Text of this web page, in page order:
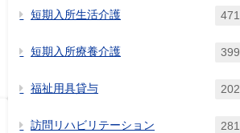
短期入所生活介護 471
短期入所療養介護 399
福祉用具貸与 202
訪問リハビリテーション 281